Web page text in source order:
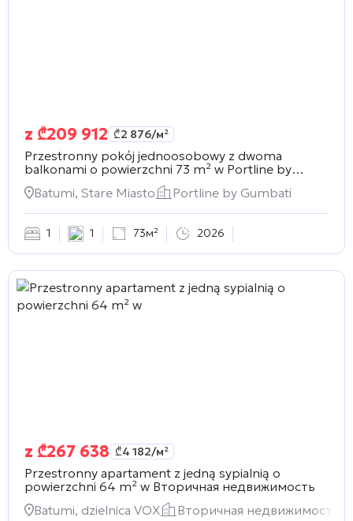
z ₾209 912 ₾2 876/м²
Przestronny pokój jednoosobowy z dwoma
balkonami o powierzchni 73 m² w Portline by
Batumi, Stare Miasto Portline by Gumbati
1 1 73м² 2026
z ₾267 638 ₾4 182/м²
Przestronny apartament z jedną sypialnią o
powierzchni 64 m² w Вторичная недвижимость
Batumi, dzielnica VOX
Вторичная недвижимость